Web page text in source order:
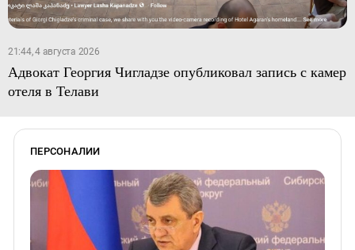
21:44, 4 августа 2026
Адвокат Георгия Чигладзе опубликовал запись с камер
отеля в Телави
ПЕРСОНАЛИИ